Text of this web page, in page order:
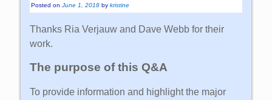
Posted onJune 1, 2018 bykristine
Thanks Ria Verjauw and Dave Webb for their
work.
The purpose of this Q&A
To provide information and highlight the major